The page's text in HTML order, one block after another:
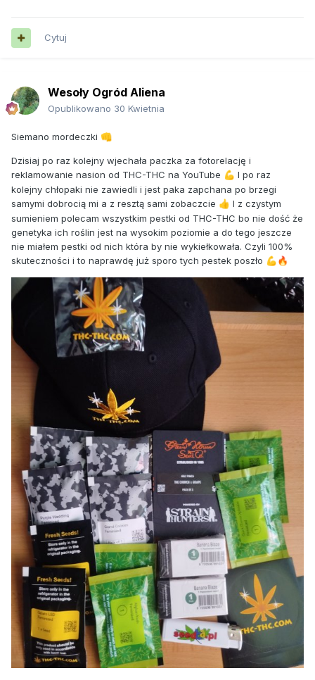
Cytuj
Wesoły Ogród Aliena
Opublikowano 30 Kwietnia
Siemano mordeczki 👊
Dzisiaj po raz kolejny wjechała paczka za fotorelację i
reklamowanie nasion od THC-THC na YouTube 💪 I po raz
kolejny chłopaki nie zawiedli i jest paka zapchana po brzegi
samymi dobrocią mi a z resztą sami zobaczcie 👍 I z czystym
sumieniem polecam wszystkim pestki od THC-THC bo nie dość że
genetyka ich roślin jest na wysokim poziomie a do tego jeszcze
nie miałem pestki od nich która by nie wykiełkowała. Czyli 100%
skuteczności i to naprawdę już sporo tych pestek poszło 💪 🔥